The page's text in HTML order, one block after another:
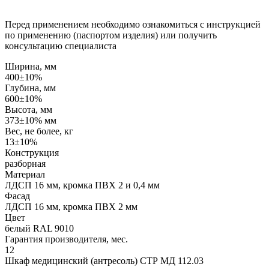
Перед применением необходимо ознакомиться с инструкцией
по применению (паспортом изделия) или получить
консультацию специалиста
Ширина, мм
400±10%
Глубина, мм
600±10%
Высота, мм
373±10% мм
Вес, не более, кг
13±10%
Конструкция
разборная
Материал
ЛДСП 16 мм, кромка ПВХ 2 и 0,4 мм
Фасад
ЛДСП 16 мм, кромка ПВХ 2 мм
Цвет
белый RAL 9010
Гарантия производителя, мес.
12
Шкаф медицинский (антресоль) СТР МД 112.03